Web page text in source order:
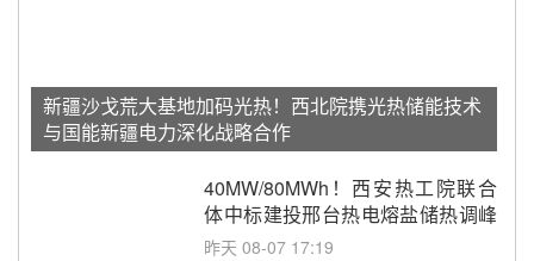
新疆沙戈荒大基地加码光热！西北院携光热储能技术
与国能新疆电力深化战略合作
40MW/80MWh！西安热工院联合
体中标建投邢台热电熔盐储热调峰
调频改造EPC项目
昨天 08-07 17:19